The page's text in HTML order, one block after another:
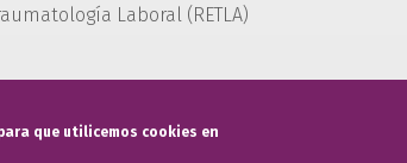
Laboral (RETLA)
que utilicemos cookies en